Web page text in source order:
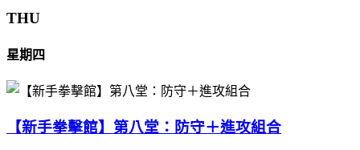
THU
星期四
【新手拳擊館】第八堂：防守＋進攻組合